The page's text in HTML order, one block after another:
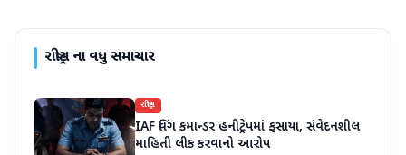
રાષ્ટ્રીયના વધુ સમાચાર
રાષ્ટ્રીય
IAF વિંગ કમાન્ડર હનીટ્રેપમાં ફસાયા, સંવેદનશીલ
માહિતી લીક કરવાનો આરોપ